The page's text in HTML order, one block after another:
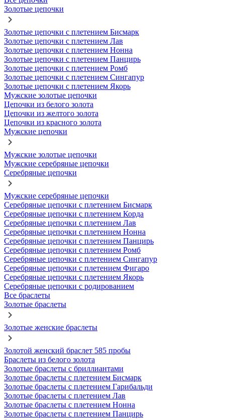
Золотые цепочки
Золотые цепочки с плетением Бисмарк
Золотые цепочки с плетением Лав
Золотые цепочки с плетением Нонна
Золотые цепочки с плетением Панцирь
Золотые цепочки с плетением Ромб
Золотые цепочки с плетением Сингапур
Золотые цепочки с плетением Якорь
Мужские золотые цепочки
Цепочки из белого золота
Цепочки из желтого золота
Цепочки из красного золота
Мужские цепочки
Мужские золотые цепочки
Мужские серебряные цепочки
Серебряные цепочки
Мужские серебряные цепочки
Серебряные цепочки с плетением Бисмарк
Серебряные цепочки с плетением Корда
Серебряные цепочки с плетением Лав
Серебряные цепочки с плетением Нонна
Серебряные цепочки с плетением Панцирь
Серебряные цепочки с плетением Ромб
Серебряные цепочки с плетением Сингапур
Серебряные цепочки с плетением Фигаро
Серебряные цепочки с плетением Якорь
Серебряные цепочки с родированием
Все браслеты
Золотые браслеты
Золотые женские браслеты
Золотой женский браслет 585 пробы
Браслеты из белого золота
Золотые браслеты с бриллиантами
Золотые браслеты с плетением Бисмарк
Золотые браслеты с плетением Гарибальди
Золотые браслеты с плетением Лав
Золотые браслеты с плетением Нонна
Золотые браслеты с плетением Панцирь